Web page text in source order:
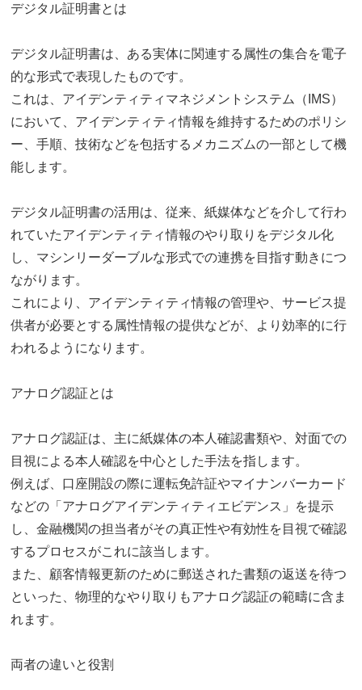
デジタル証明書とは
デジタル証明書は、ある実体に関連する属性の集合を電子
的な形式で表現したものです。
これは、アイデンティティマネジメントシステム（IMS）
において、アイデンティティ情報を維持するためのポリシ
ー、手順、技術などを包括するメカニズムの一部として機
能します。
デジタル証明書の活用は、従来、紙媒体などを介して行わ
れていたアイデンティティ情報のやり取りをデジタル化
し、マシンリーダーブルな形式での連携を目指す動きにつ
ながります。
これにより、アイデンティティ情報の管理や、サービス提
供者が必要とする属性情報の提供などが、より効率的に行
われるようになります。
アナログ認証とは
アナログ認証は、主に紙媒体の本人確認書類や、対面での
目視による本人確認を中心とした手法を指します。
例えば、口座開設の際に運転免許証やマイナンバーカード
などの「アナログアイデンティティエビデンス」を提示
し、金融機関の担当者がその真正性や有効性を目視で確認
するプロセスがこれに該当します。
また、顧客情報更新のために郵送された書類の返送を待つ
といった、物理的なやり取りもアナログ認証の範疇に含ま
れます。
両者の違いと役割